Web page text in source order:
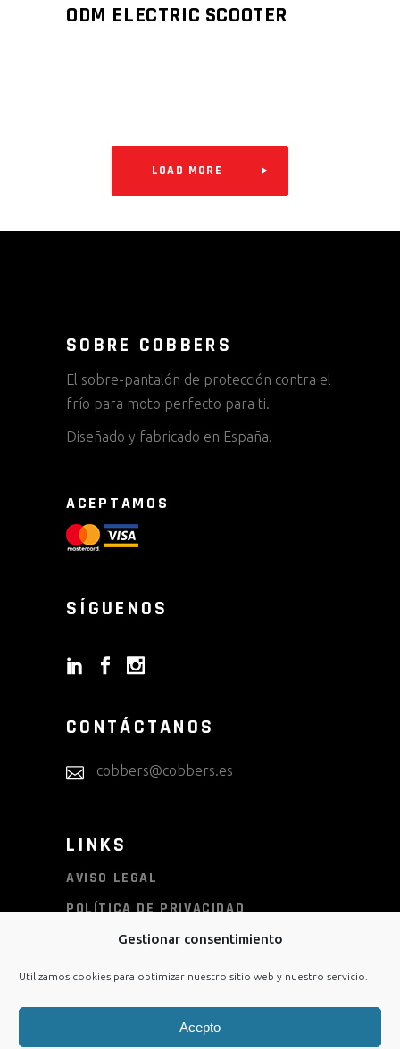
Gestionar consentimiento
Utilizamos cookies para optimizar nuestro sitio web y nuestro servicio.
Acepto
ODM ELECTRIC SCOOTER
LOAD MORE
SOBRE COBBERS
El sobre-pantalón de protección contra el
frío para moto perfecto para ti.
Diseñado y fabricado en España.
ACEPTAMOS
SÍGUENOS
CONTÁCTANOS
cobbers@cobbers.es
LINKS
AVISO LEGAL
POLÍTICA DE PRIVACIDAD
POLÍTICA DE COOKIES
CONDICIONES DE COMPRA